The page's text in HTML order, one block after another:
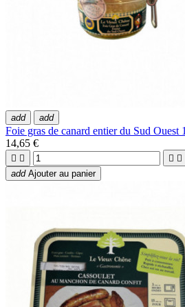
add add
Foie gras de canard entier du Sud Ouest
14,65 €
   
add Ajouter au panier